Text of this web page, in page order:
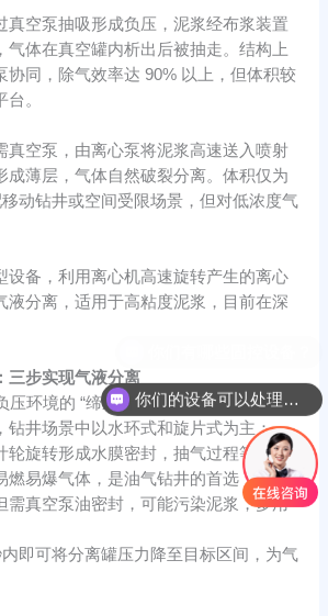
真空泵抽吸形成负压，泥浆经布浆装置
气体在真空罐内析出后被抽走。结构上
协同，除气效率达 90% 以上，但体积较
。​
真空泵，由离心泵将泥浆高速送入喷射
成薄层，气体自然破裂分离。体积仅为
动钻井或空间受限场景，但对低浓度气
设备，利用离心机高速旋转产生的离心
液分离，适用于高粘度泥浆，目前在深
三步实现气液分离​
压环境的 “缔造者”​
钻井场景中以水环式和旋片式为主：​
轮旋转形成水膜密封，抽气过程等温，
燃易爆气体，是油气钻井的首选；​
需真空泵油密封，可能污染泥浆，多用
即可将分离罐压力降至目标区间，为气
你们的设备可以处理哪些物料？